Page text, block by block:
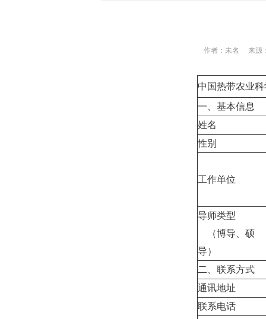
作者： 未名 来源
中国热带农业
一、基本信息
姓名
性别
工作单位
导师类型
（博导、硕
导）
二、联系方式
通讯地址
联系电话